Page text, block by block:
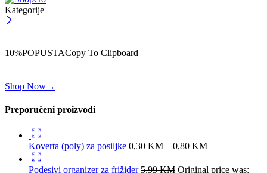
Kategorije
10%POPUSTACopy To Clipboard
Shop Now→
Preporučeni proizvodi
Koverta (poly) za posiljke 0,30 KM – 0,80 KM
Podesivi organizer za frižider5,99KM Original price was: